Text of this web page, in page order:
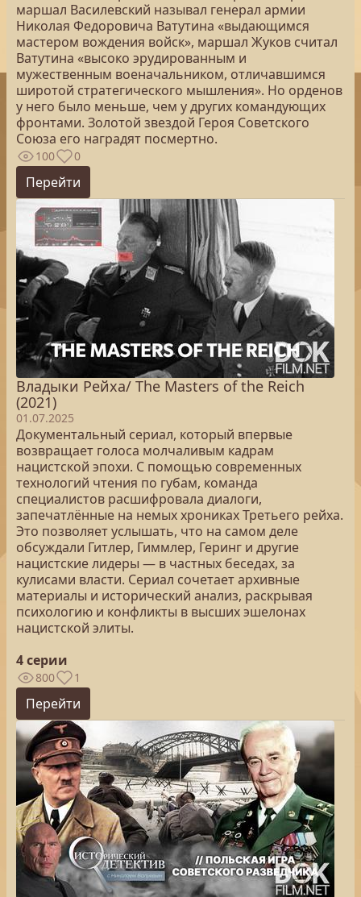
маршал Василевский называл генерал армии
Николая Федоровича Ватутина «выдающимся
мастером вождения войск», маршал Жуков считал
Ватутина «высоко эрудированным и
мужественным военачальником, отличавшимся
широтой стратегического мышления». Но орденов
у него было меньше, чем у других командующих
фронтами. Золотой звездой Героя Советского
Союза его наградят посмертно.
100 0
Перейти
Владыки Рейха/ The Masters of the Reich
(2021)
01.07.2025
Документальный сериал, который впервые
возвращает голоса молчаливым кадрам
нацистской эпохи. С помощью современных
технологий чтения по губам, команда
специалистов расшифровала диалоги,
запечатлённые на немых хрониках Третьего рейха.
Это позволяет услышать, что на самом деле
обсуждали Гитлер, Гиммлер, Геринг и другие
нацистские лидеры — в частных беседах, за
кулисами власти. Сериал сочетает архивные
материалы и исторический анализ, раскрывая
психологию и конфликты в высших эшелонах
нацистской элиты.
4 серии
800 1
Перейти